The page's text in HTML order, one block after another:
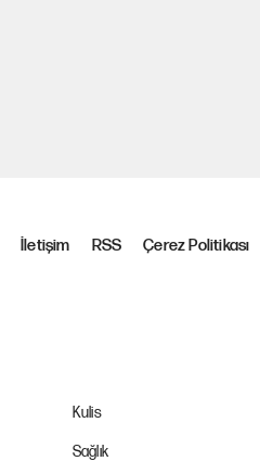
İletişim RSS Çerez Politikası
Kulis
Sağlık